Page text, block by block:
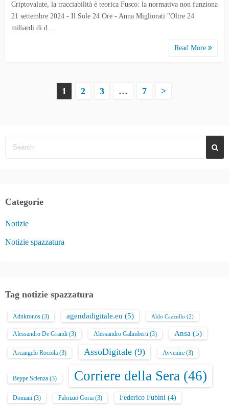
Criptovalute, la tracciabilità è teorica Fusco: la normativa non funziona
21 settembre 2024 - Il Sole 24 Ore - Anna Migliorati "Oltre 24
miliardi di d…
Read More
e
1 2 3 … 7 >
Categorie
Notizie
Notizie spazzatura
Tag notizie spazzatura
Adnkronos (3) agendadigitale.eu (5) Aldo Cazzullo (2)
Alessandro De Grandi (3) Alessandro Galimberti (3) Ansa (5)
Arcangelo Rociola (3) AssoDigitale (9) Avvenire (3)
Beppe Scienza (3) Corriere della Sera (46)
Domani (3) Fabrizio Goria (3) Federico Fubini (4)